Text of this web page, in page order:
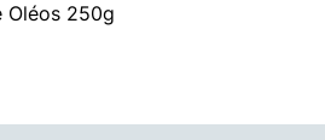
Oléos 250g